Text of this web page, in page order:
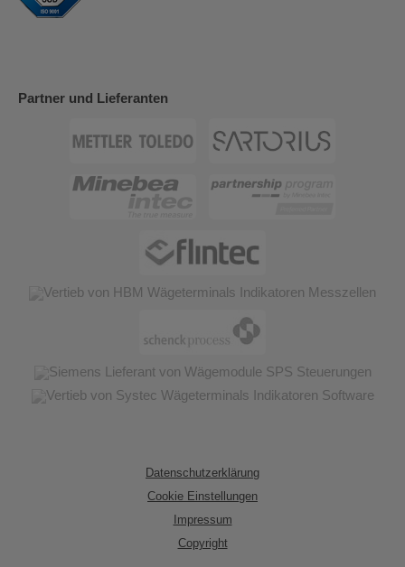
Partner und Lieferanten
Datenschutzerklärung
Cookie Einstellungen
Impressum
Copyright